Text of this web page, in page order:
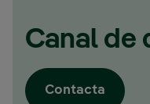
Canal de
Contacta